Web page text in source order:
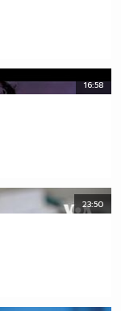
16:58
23:50